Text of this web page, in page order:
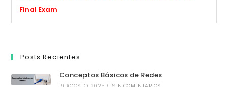
Final Exam
Posts Recientes
Conceptos Básicos de Redes